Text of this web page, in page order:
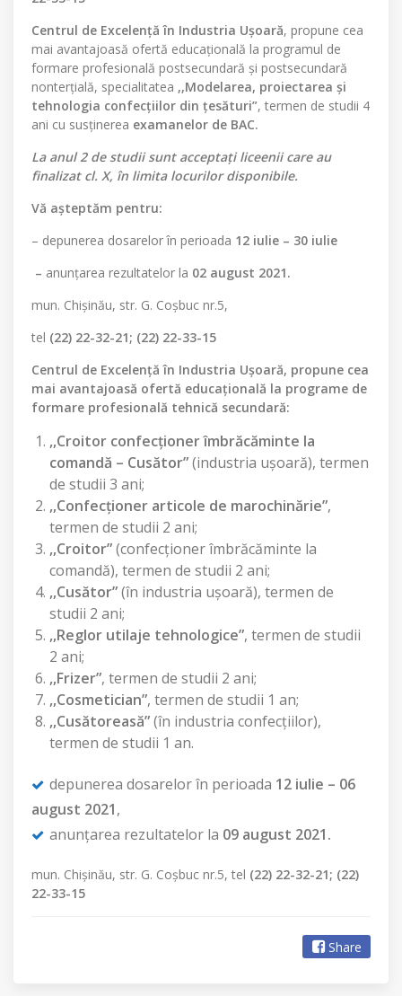
Centrul de Excelenţă în Industria Uşoară, propune cea
mai avantajoasă ofertă educaţională la programul de
formare profesională postsecundară şi postsecundară
nonterţială, specialitatea ,,Modelarea, proiectarea şi
tehnologia confecţiilor din ţesături”, termen de studii 4
ani cu susţinerea examanelor de BAC.
La anul 2 de studii sunt acceptaţi liceenii care au
finalizat cl. X, în limita locurilor disponibile.
Vă aşteptăm pentru:
– depunerea dosarelor în perioada 12 iulie – 30 iulie
– anunţarea rezultatelor la 02 august 2021.
mun. Chişinău, str. G. Coşbuc nr.5,
tel (22) 22-32-21; (22) 22-33-15
Centrul de Excelenţă în Industria Uşoară, propune cea
mai avantajoasă ofertă educaţională la programe de
formare profesională tehnică secundară:
,,Croitor confecţioner îmbrăcăminte la
comandă – Cusător”(industria uşoară), termen
de studii 3 ani;
,,Confecţioner articole de marochinărie”,
termen de studii 2 ani;
,,Croitor”(confecţioner îmbrăcăminte la
comandă), termen de studii 2 ani;
,,Cusător”(în industria uşoară), termen de
studii 2 ani;
,,Reglor utilaje tehnologice”, termen de studii
2 ani;
,,Frizer”, termen de studii 2 ani;
,,Cosmetician”, termen de studii 1 an;
,,Cusătoreasă”(în industria confecţiilor),
termen de studii 1 an.
depunerea dosarelor în perioada 12 iulie – 06
august 2021,
anunţarea rezultatelor la 09 august 2021.
mun. Chişinău, str. G. Coşbuc nr.5, tel (22) 22-32-21; (22)
22-33-15
Share